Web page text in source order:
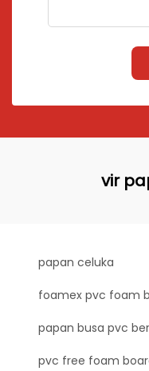
vir
papan celuka
foamex pvc foam
papan busa pvc
pvc free foam